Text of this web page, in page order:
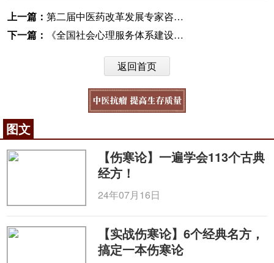
上一篇： 第二届中医药改革发展专家咨询委员会第二次会议召开
下一篇：
《全国社会心理服务体系建设试点工作方案》印发
返回首页
图文
【伤寒论】一遍学会113个古典
经方！
24年07月16日
【实战伤寒论】6个经典名方，
搞定一本伤寒论